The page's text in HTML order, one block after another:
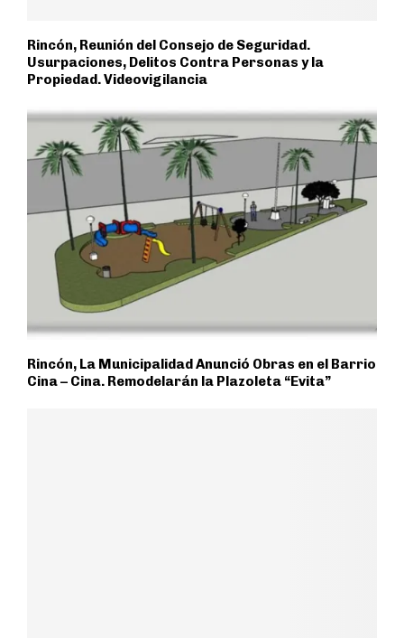
Rincón, Reunión del Consejo de Seguridad.
Usurpaciones, Delitos Contra Personas y la
Propiedad. Videovigilancia
Rincón, La Municipalidad Anunció Obras en el Barrio
Cina – Cina. Remodelarán la Plazoleta “Evita”